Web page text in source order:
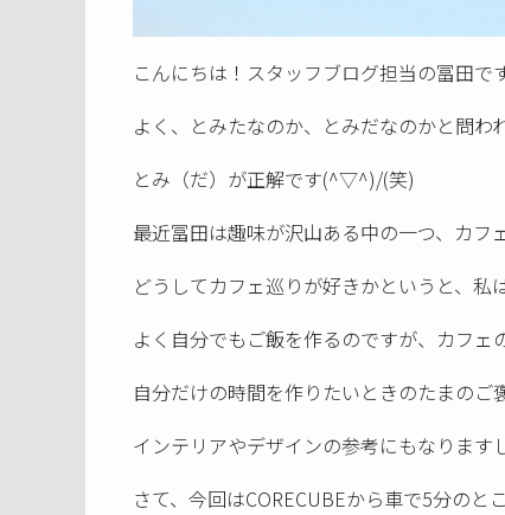
こんにちは！スタッフブログ担当の冨田で
よく、とみたなのか、とみだなのかと問わ
とみ（だ）が正解です(^▽^)/(笑)
最近冨田は趣味が沢山ある中の一つ、カフ
どうしてカフェ巡りが好きかというと、私
よく自分でもご飯を作るのですが、カフ
自分だけの時間を作りたいときのたまの
インテリアやデザインの参考にもなります
さて、今回はCORECUBEから車で5分の